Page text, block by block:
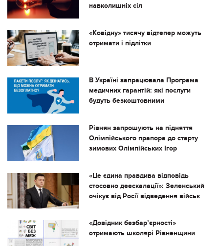
навколишніх сіл
«Ковідну» тисячу відтепер можуть
отримати і підлітки
В Україні запрацювала Програма
медичних гарантій: які послуги
будуть безкоштовними
Рівнян запрошують на підняття
Олімпійського прапора до старту
зимових Олімпійських Ігор
«Це єдина правдива відповідь
стосовно деескалації»: Зеленський
очікує від Росії відведення військ
«Довідник безбар’єрності»
отримають школярі Рівненщини